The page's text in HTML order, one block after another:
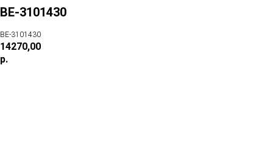
BE-3101430
BE-3101430
14270,00
р.